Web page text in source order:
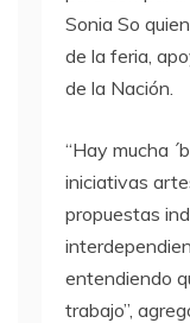
Sonia So
de la feria,
de la Nación.
“Hay mucha
iniciativas
propuestas
entendiendo
trabajo”,